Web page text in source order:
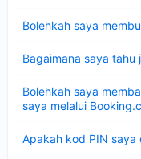
Bolehkah saya
Bagaimana saya
Bolehkah saya
saya melalui
Apakah kod PIN saya